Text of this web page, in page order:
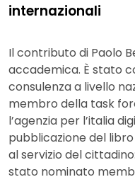
internazionali
Il contributo di Paolo
accademica. È stato
consulenza a livello
membro della task
l’agenzia per l’italia
pubblicazione del
al servizio del
stato nominato